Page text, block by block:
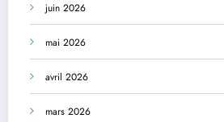
juin 2026
mai 2026
avril 2026
mars 2026